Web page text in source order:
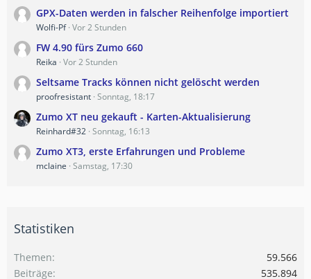
GPX-Daten werden in falscher Reihenfolge importiert
Wolfi-Pf Vor 2 Stunden
FW 4.90 fürs Zumo 660
Reika Vor 2 Stunden
Seltsame Tracks können nicht gelöscht werden
proofresistant Sonntag, 18:17
Zumo XT neu gekauft - Karten-Aktualisierung
Reinhard#32 Sonntag, 16:13
Zumo XT3, erste Erfahrungen und Probleme
mclaine Samstag, 17:30
Statistiken
Themen
59.566
Beiträge
535.894